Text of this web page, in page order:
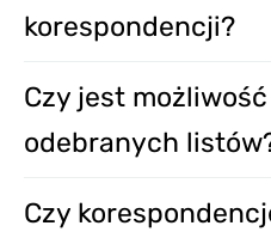
korespondencji?
Czy jest
odebranych
Czy